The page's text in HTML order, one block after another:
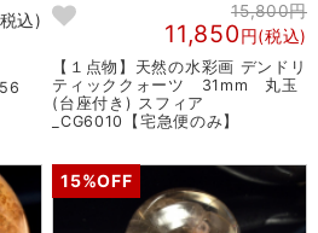
込) 15,800円
11,850円(税込)
【１点物】天然の水彩画 デンドリ
ティッククォーツ 31mm 丸玉
(台座付き) スフィア
_CG6010【宅急便のみ】
15%OFF